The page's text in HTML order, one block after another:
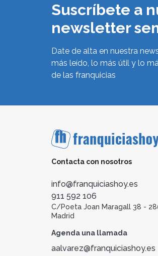
Suscríbete a
newsletter
Date de alta en nuestra
más leído, lo más útil y lo
de las franquicias
Contacta con nosotros
info@franquiciashoy.es
911 592 106
C/Poeta Joan Maragall 38 -
Madrid
Agenda una llamada
aalvarez@franquiciashoy.es